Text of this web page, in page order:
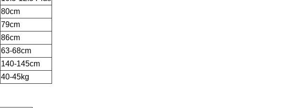
80cm
79cm
86cm
63-68cm
140-145cm
40-45kg